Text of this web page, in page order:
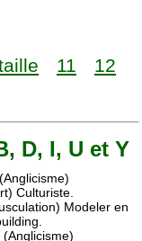
11
12
D, I, U et Y
Culturiste.
Modeler en
(Anglicisme)